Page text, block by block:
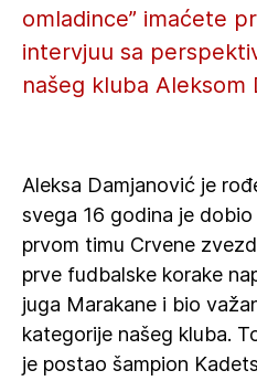
omladince” imaćete
intervjuu sa
našeg kluba Aleksom
Aleksa Damjanović je
svega 16 godina je dobio
prvom timu Crvene
prve fudbalske korake
juga Marakane i bio
kategorije našeg kluba.
je postao šampion